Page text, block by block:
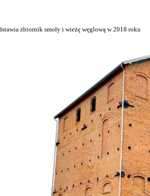
zbiornik smoły i wieżę węglową w 2018 roku